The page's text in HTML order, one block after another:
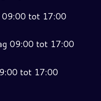
09:00 tot 17:00
09:00 tot 17:00
tot 17:00